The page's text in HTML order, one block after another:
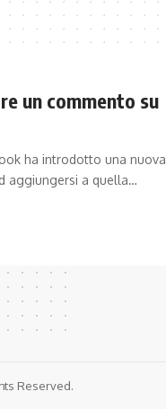
un commento su
ha introdotto una nuova
aggiungersi a quella…
Reserved.